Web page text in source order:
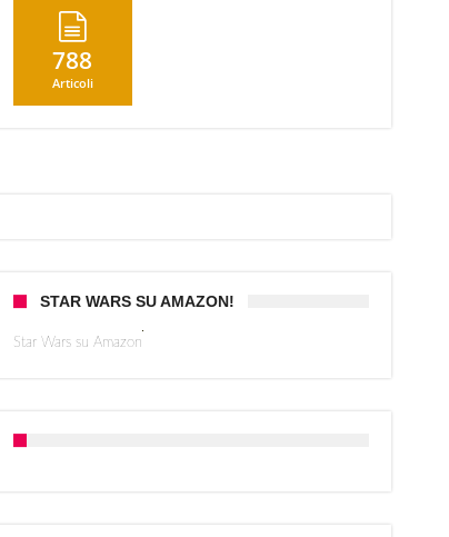
788
Articoli
STAR WARS SU AMAZON!
Star Wars su Amazon